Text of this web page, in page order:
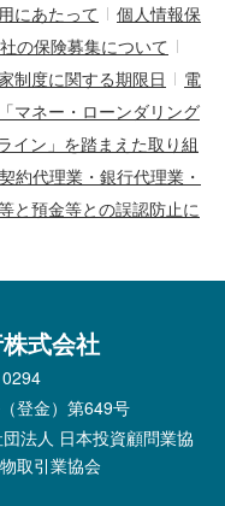
にあたって
個人情報保
の保険募集について
制度に関する期限日
電
「マネー・ローンダリング
イン」を踏まえた取り組
約代理業・銀行代理業・
と預金等との誤認防止に
式会社
登金）第649号
法人 日本投資顧問業協
取引業協会